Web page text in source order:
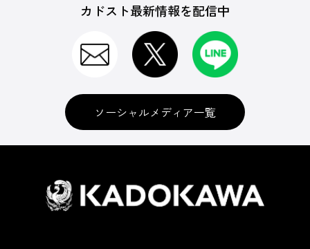
カドスト最新情報を配信中
ソーシャルメディア一覧